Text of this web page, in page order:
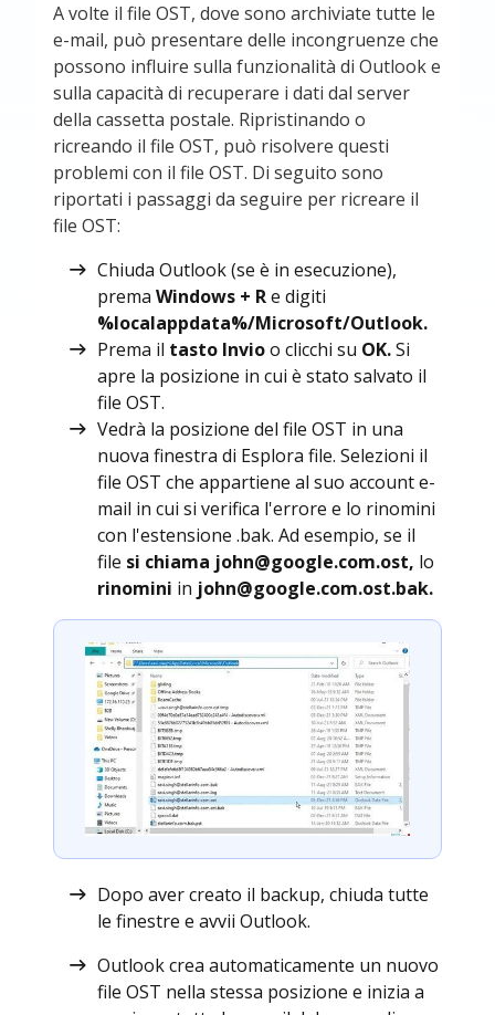
A volte il file OST, dove sono archiviate tutte le
e-mail, può presentare delle incongruenze che
possono influire sulla funzionalità di Outlook e
sulla capacità di recuperare i dati dal server
della cassetta postale. Ripristinando o
ricreando il file OST, può risolvere questi
problemi con il file OST. Di seguito sono
riportati i passaggi da seguire per ricreare il
file OST:
Chiuda Outlook (se è in esecuzione),
prema Windows + Re digiti
%localappdata%/Microsoft/Outlook.
Prema il tasto Invioo clicchi su OK.Si
apre la posizione in cui è stato salvato il
file OST.
Vedrà la posizione del file OST in una
nuova finestra di Esplora file. Selezioni il
file OST che appartiene al suo account e-
mail in cui si verifica l'errore e lo rinomini
con l'estensione .bak. Ad esempio, se il
file si chiama john@google.com.ost, lo
rinomini in john@google.com.ost.bak.
Dopo aver creato il backup, chiuda tutte
le finestre e avvii Outlook.
Outlook crea automaticamente un nuovo
file OST nella stessa posizione e inizia a